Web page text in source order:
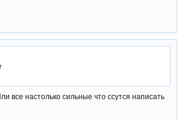
все настолько сильные что ссутся написать